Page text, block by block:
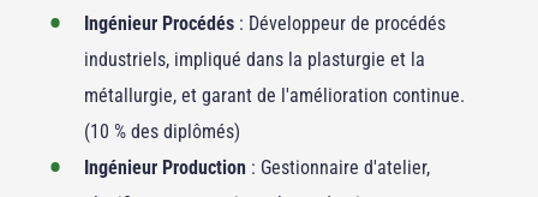
Ingénieur Procédés : Développeur de procédés
industriels, impliqué dans la plasturgie et la
métallurgie, et garant de l'amélioration continue.
(10 % des diplômés)
Ingénieur Production : Gestionnaire d'atelier,